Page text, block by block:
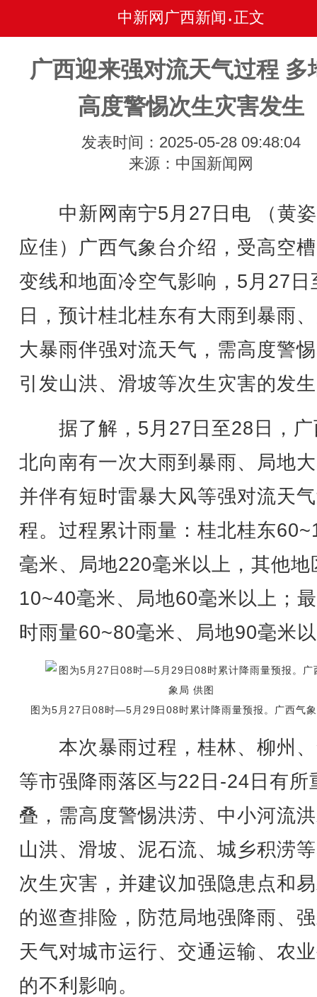
中新网广西新闻 • 正文
广西迎来强对流天气过程 多
高度警惕次生灾害发生
发表时间：2025-05-28 09:48:04
来源：中国新闻网
中新网南宁5月27日电 （黄
应佳）广西气象台介绍，受高空
变线和地面冷空气影响，5月27日
日，预计桂北桂东有大雨到暴雨
大暴雨伴强对流天气，需高度警
引发山洪、滑坡等次生灾害的发
据了解，5月27日至28日，广
北向南有一次大雨到暴雨、局地
并伴有短时雷暴大风等强对流天
程。过程累计雨量：桂北桂东
毫米、局地220毫米以上，其他地
10~40毫米、局地60毫米以上；
时雨量60~80毫米、局地90毫米
图为5月27日08时—5月29日08时累计降雨量预报。广西气
本次暴雨过程，桂林、柳州
等市强降雨落区与22日-24日有所
叠，需高度警惕洪涝、中小河流
山洪、滑坡、泥石流、城乡积涝
次生灾害，并建议加强隐患点和
的巡查排险，防范局地强降雨、
天气对城市运行、交通运输、农
的不利影响。